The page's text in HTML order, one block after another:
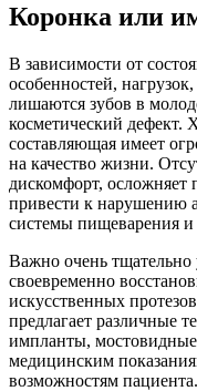
Коронка или
В зависимости от
особенностей,
лишаются зубов в
косметический дефект.
составляющая имеет
на качество жизни.
дискомфорт,
привести к нарушению
системы пищеварения
Важно очень тщательно
своевременно
искусственных
предлагает различные
импланты,
медицинским
возможностям пациента.